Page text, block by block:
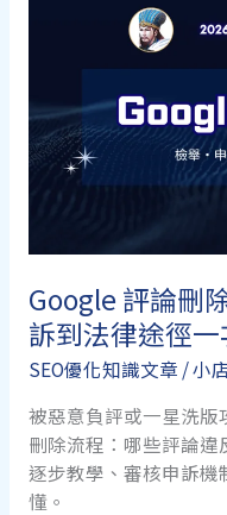
麼
辦？
全
攻
略
與
文
件
清
單
Google 評論刪
訴到法律途徑
SEO優化知識文章 /小
被惡意負評或一星洗版
刪除流程：哪些評論
逐步教學、審核申訴機
懂。